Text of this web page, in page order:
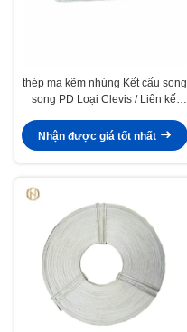
thép mạ kẽm nhúng Kết cấu song
song PD Loại Clevis / Liên kết
Nhận được giá tốt nhất